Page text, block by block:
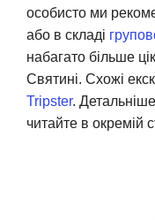
особисто ми
або в складі
набагато більше
Святині. Схожі
Tripster.
читайте в окремій